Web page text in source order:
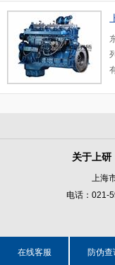
关于上研
上海
电话：021-
在线客服 防伪查